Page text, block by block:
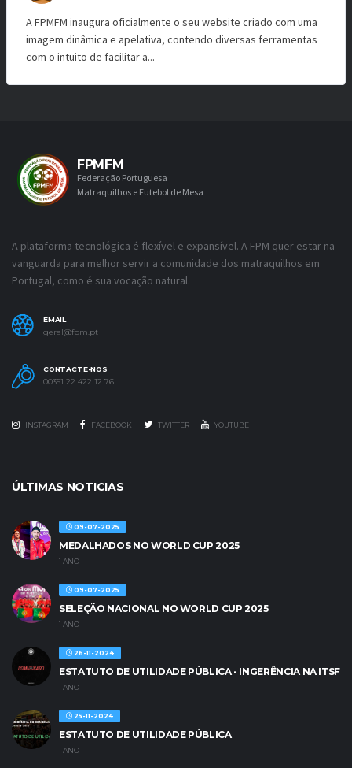
A FPMFM inaugura oficialmente o seu website criado com uma
imagem dinâmica e apelativa, contendo diversas ferramentas
com o intuito de facilitar a...
FPMFM
Federação Portuguesa
Matraquilhos e Futebol de Mesa
A plataforma tecnológica é flexível e expansível. A FPM quer estar na
vanguarda para melhor servir a comunidade dos matraquilhos em
Portugal, como é sua vocação natural.
EMAIL
geral@fpm.pt
CONTACTE-NOS
00351 22 422 12 76
INSTAGRAM FACEBOOK TWITTER YOUTUBE
ÚLTIMAS NOTICIAS
09-07-2025
MEDALHADOS NO WORLD CUP 2025
1 ANO
09-07-2025
SELEÇÃO NACIONAL NO WORLD CUP 2025
1 ANO
26-11-2024
ESTATUTO DE UTILIDADE PÚBLICA - INGERÊNCIA NA ITSF
1 ANO
25-11-2024
ESTATUTO DE UTILIDADE PÚBLICA
1 ANO